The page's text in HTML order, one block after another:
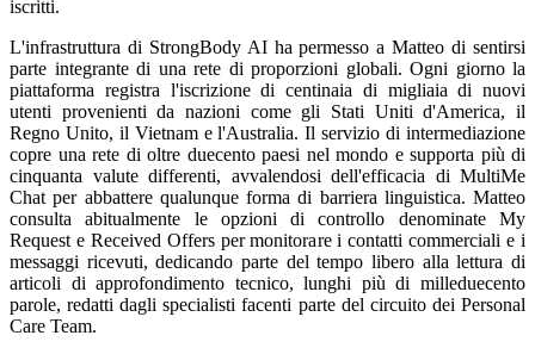
iscritti.
L'infrastruttura di StrongBody AI ha permesso a Matteo di sentirsi
parte integrante di una rete di proporzioni globali. Ogni giorno la
piattaforma registra l'iscrizione di centinaia di migliaia di nuovi
utenti provenienti da nazioni come gli Stati Uniti d'America, il
Regno Unito, il Vietnam e l'Australia. Il servizio di intermediazione
copre una rete di oltre duecento paesi nel mondo e supporta più di
cinquanta valute differenti, avvalendosi dell'efficacia di MultiMe
Chat per abbattere qualunque forma di barriera linguistica. Matteo
consulta abitualmente le opzioni di controllo denominate My
Request e Received Offers per monitorare i contatti commerciali e i
messaggi ricevuti, dedicando parte del tempo libero alla lettura di
articoli di approfondimento tecnico, lunghi più di milleduecento
parole, redatti dagli specialisti facenti parte del circuito dei Personal
Care Team.